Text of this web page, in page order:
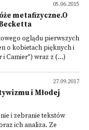
05.06.2015
metafizyczne.O
oglądu pierwszych
o kobietach pięknych i
Camier") wraz z (...)
27.09.2017
i Młodej
i zebranie tekstów
ich analiza. Ze